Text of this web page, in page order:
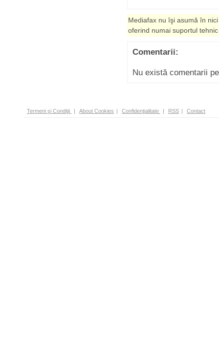
Mediafax nu îşi asumă în
oferind numai suportul
Comentarii:
Nu există comentarii
Termeni şi Condiţii | About Cookies | Confidenţialitate | RSS | Contact